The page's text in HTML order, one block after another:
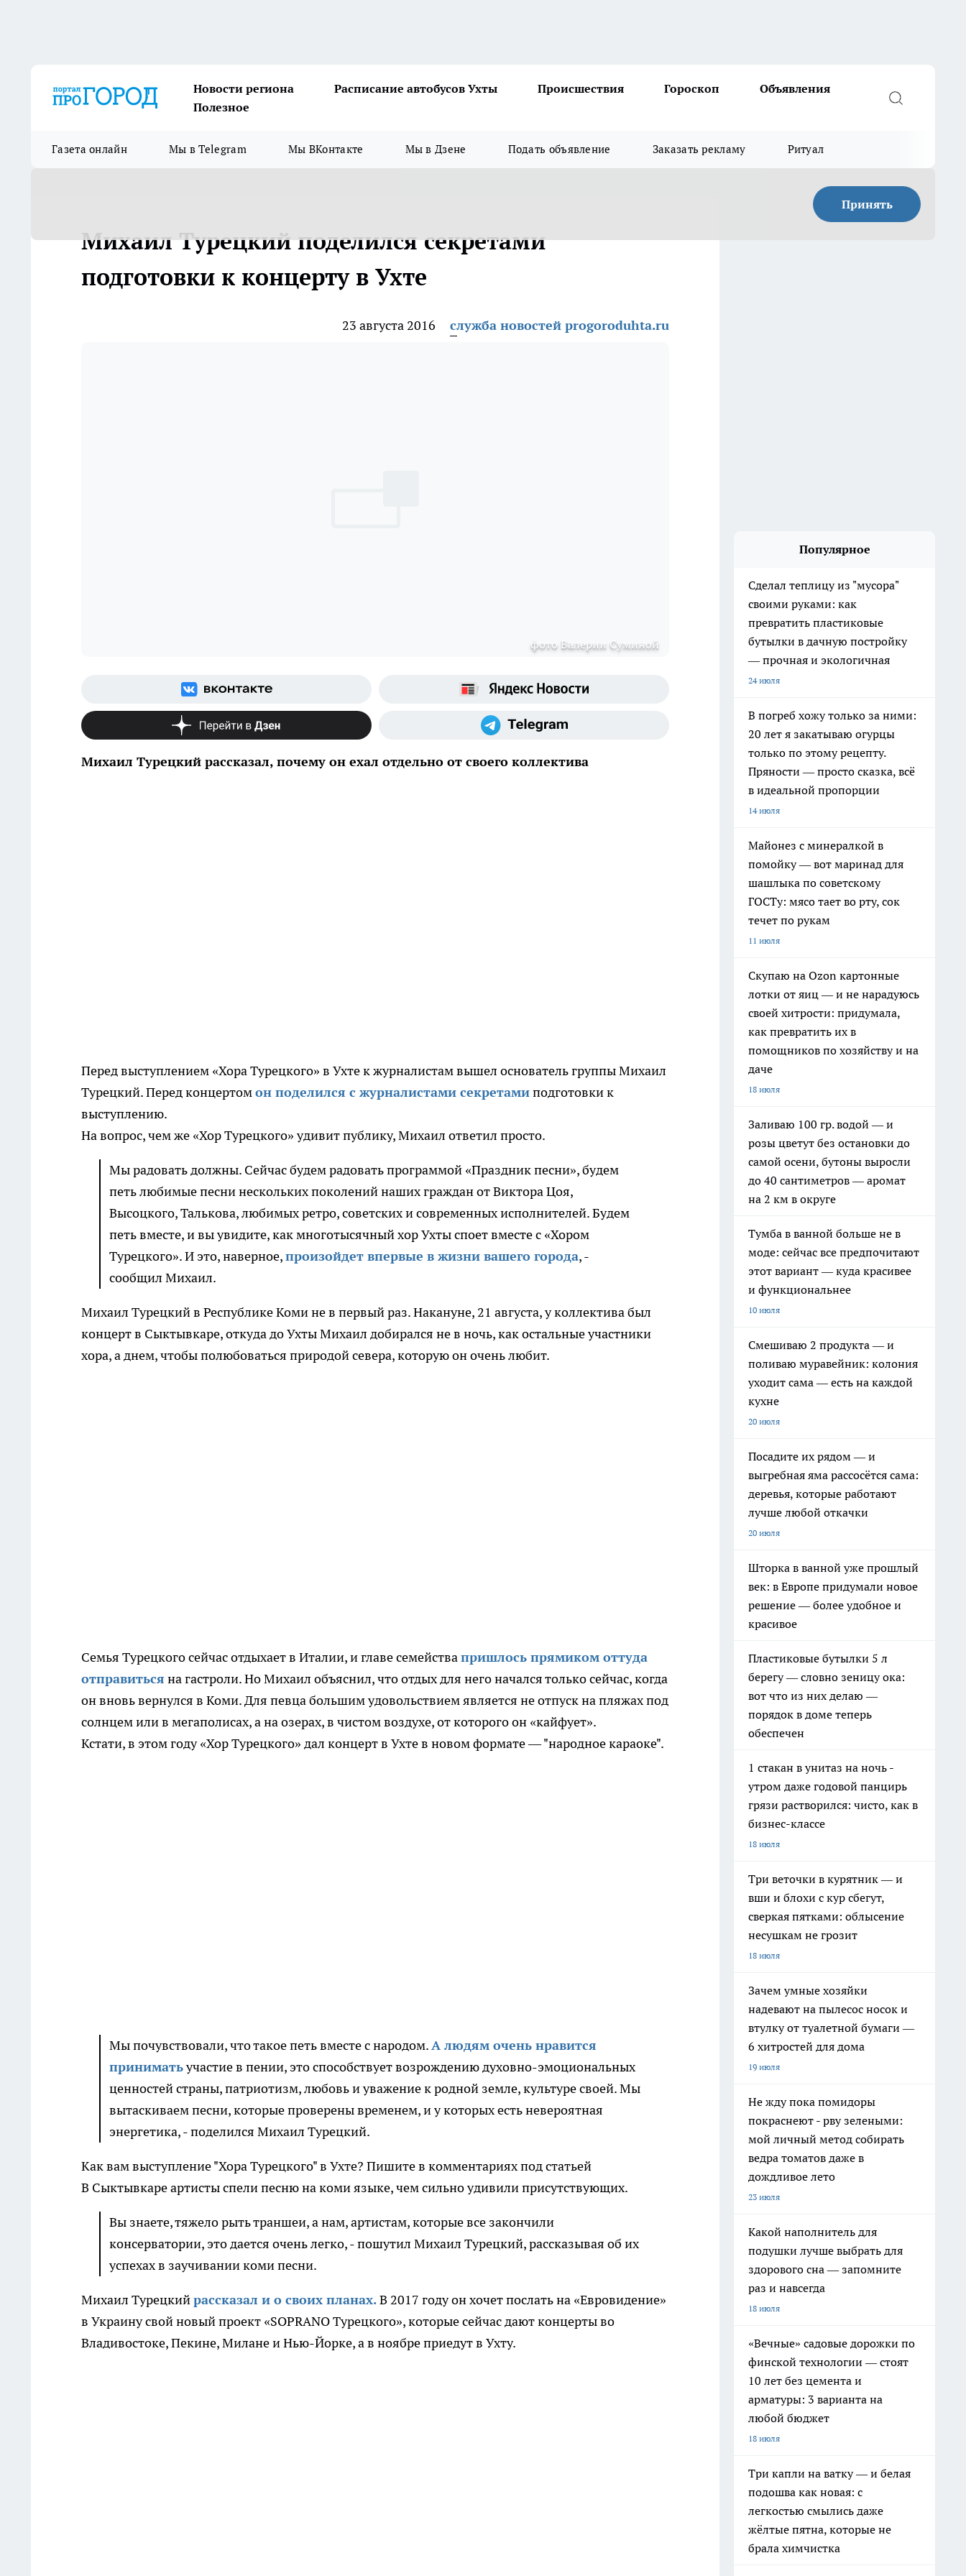
Новости региона Расписание автобусов Ухты Происшествия Гороскоп
Объявления
Полезное
Газета онлайн Мы в Telegram Мы ВКонтакте Мы в Дзене Подать объявление Заказать рекламу Ритуал
Принять
Михаил Турецкий поделился секретами
подготовки к концерту в Ухте
23 августа 2016 служба новостей progoroduhta.ru
фото Валерии Суминой
Михаил Турецкий рассказал, почему он ехал отдельно от своего коллектива
Перед выступлением «Хора Турецкого» в Ухте к журналистам вышел основатель группы Михаил
Турецкий. Перед концертомон поделился с журналистами секретамиподготовки к
выступлению.
На вопрос, чем же «Хор Турецкого» удивит публику, Михаил ответил просто.
Мы радовать должны. Сейчас будем радовать программой «Праздник песни», будем
петь любимые песни нескольких поколений наших граждан от Виктора Цоя,
Высоцкого, Талькова, любимых ретро, советских и современных исполнителей. Будем
петь вместе, и вы увидите, как многотысячный хор Ухты споет вместе с «Хором
Турецкого». И это, наверное,произойдет впервые в жизни вашего города, -
сообщил Михаил.
Михаил Турецкий в Республике Коми не в первый раз. Накануне, 21 августа, у коллектива был
концерт в Сыктывкаре, откуда до Ухты Михаил добирался не в ночь, как остальные участники
хора, а днем, чтобы полюбоваться природой севера, которую он очень любит.
Семья Турецкого сейчас отдыхает в Италии, и главе семействапришлось прямиком оттуда
отправиться на гастроли. Но Михаил объяснил, что отдых для него начался только сейчас, когда
он вновь вернулся в Коми. Для певца большим удовольствием является не отпуск на пляжах под
солнцем или в мегаполисах, а на озерах, в чистом воздухе, от которого он «кайфует».
Кстати, в этом году «Хор Турецкого» дал концерт в Ухте в новом формате — "народное караоке".
Мы почувствовали, что такое петь вместе с народом.А людям очень нравится
приниматьучастие в пении, это способствует возрождению духовно-эмоциональных
ценностей страны, патриотизм, любовь и уважение к родной земле, культуре своей. Мы
вытаскиваем песни, которые проверены временем, и у которых есть невероятная
энергетика, - поделился Михаил Турецкий.
Как вам выступление "Хора Турецкого" в Ухте? Пишите в комментариях под статьей
В Сыктывкаре артисты спели песню на коми языке, чем сильно удивили присутствующих.
Вы знаете, тяжело рыть траншеи, а нам, артистам, которые все закончили
консерватории, это дается очень легко, - пошутил Михаил Турецкий, рассказывая об их
успехах в заучивании коми песни.
Михаил Турецкийрассказал и о своих планах.В 2017 году он хочет послать на «Евровидение»
в Украину свой новый проект «SOPRANOТурецкого», которые сейчас дают концерты во
Владивостоке, Пекине, Милане и Нью-Йорке, а в ноябре приедут в Ухту.
Популярное
Сделал теплицу из "мусора"
своими руками: как
превратить пластиковые
бутылки в дачную постройку
— прочная и экологичная
24 июля
В погреб хожу только за ними:
20 лет я закатываю огурцы
только по этому рецепту.
Пряности — просто сказка, всё
в идеальной пропорции
14 июля
Майонез с минералкой в
помойку — вот маринад для
шашлыка по советскому
ГОСТу: мясо тает во рту, сок
течет по рукам
11 июля
Скупаю на Ozon картонные
лотки от яиц — и не нарадуюсь
своей хитрости: придумала,
как превратить их в
помощников по хозяйству и на
даче
18 июля
Заливаю 100 гр. водой — и
розы цветут без остановки до
самой осени, бутоны выросли
до 40 сантиметров — аромат
на 2 км в округе
Тумба в ванной больше не в
моде: сейчас все предпочитают
этот вариант — куда красивее
и функциональнее
10 июля
Смешиваю 2 продукта — и
поливаю муравейник: колония
уходит сама — есть на каждой
кухне
20 июля
Посадите их рядом — и
выгребная яма рассосётся сама:
деревья, которые работают
лучше любой откачки
20 июля
Шторка в ванной уже прошлый
век: в Европе придумали новое
решение — более удобное и
красивое
Пластиковые бутылки 5 л
берегу — словно зеницу ока:
вот что из них делаю —
порядок в доме теперь
обеспечен
1 стакан в унитаз на ночь -
утром даже годовой панцирь
грязи растворился: чисто, как в
бизнес-классе
18 июля
Три веточки в курятник — и
вши и блохи с кур сбегут,
сверкая пятками: облысение
несушкам не грозит
18 июля
Зачем умные хозяйки
надевают на пылесос носок и
втулку от туалетной бумаги —
6 хитростей для дома
19 июля
Не жду пока помидоры
покраснеют - рву зелеными:
мой личный метод собирать
ведра томатов даже в
дождливое лето
23 июля
Какой наполнитель для
подушки лучше выбрать для
здорового сна — запомните
раз и навсегда
18 июля
«Вечные» садовые дорожки по
финской технологии — стоят
10 лет без цемента и
арматуры: 3 варианта на
любой бюджет
18 июля
Три капли на ватку — и белая
подошва как новая: с
легкостью смылись даже
жёлтые пятна, которые не
брала химчистка